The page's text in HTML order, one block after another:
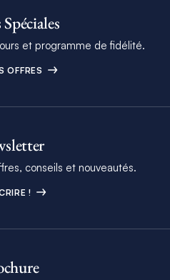
et programme de fidélité.
OFFRES
conseils et nouveautés.
!